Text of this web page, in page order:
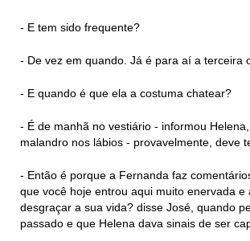
- E tem sido frequente?
- De vez em quando. Já é para aí a terceira
- E quando é que ela a costuma chatear?
- É de manhã no vestiário - informou
malandro nos lábios - provavelmente, deve
- Então é porque a Fernanda faz
que você hoje entrou aqui muito enervada
desgraçar a sua vida? disse José, quando
passado e que Helena dava sinais de ser